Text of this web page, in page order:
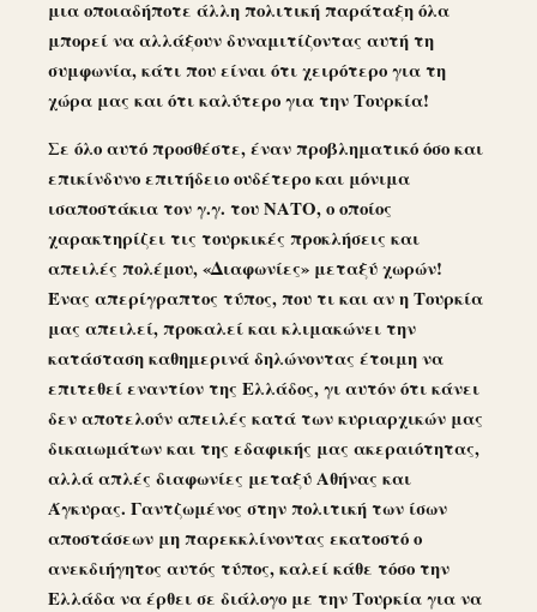
μια οποιαδήποτε άλλη πολιτική παράταξη όλα
μπορεί να αλλάξουν δυναμιτίζοντας αυτή τη
συμφωνία, κάτι που είναι ότι χειρότερο για τη
χώρα μας και ότι καλύτερο για την Τουρκία!
Σε όλο αυτό προσθέστε,έναν προβληματικό όσο και
επικίνδυνοεπιτήδειο ουδέτεροκαι μόνιμα
ισαποστάκια τον γ.γ. του ΝΑΤΟ, ο οποίος
χαρακτηρίζει τις τουρκικές προκλήσεις και
απειλές πολέμου, «Διαφωνίες» μεταξύ χωρών!
Ένας απερίγραπτος τύπος, που τι και αν η Τουρκία
μας απειλεί, προκαλεί και κλιμακώνει την
κατάσταση καθημερινά δηλώνοντας έτοιμη να
επιτεθεί εναντίον της Ελλάδος, γι αυτόν ότι κάνει
δεν αποτελούν απειλές κατά των κυριαρχικών μας
δικαιωμάτων και της εδαφικής μας ακεραιότητας,
αλλά απλές διαφωνίες μεταξύ Αθήνας και
Άγκυρας. Γαντζωμένος στην πολιτική των ίσων
αποστάσεων μη παρεκκλίνοντας εκατοστό ο
ανεκδιήγητος αυτός τύπος, καλεί κάθε τόσο την
Ελλάδα να έρθει σε διάλογο με την Τουρκία για να